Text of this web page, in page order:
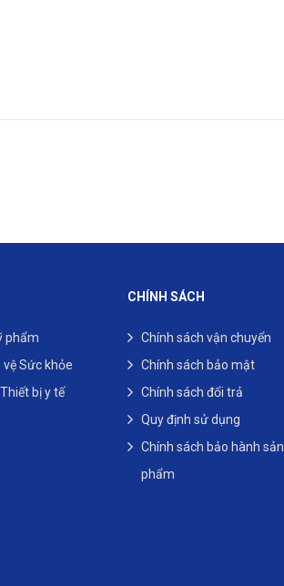
phẩm
vệ Sức khỏe
bị y tế
CHÍNH SÁCH
Chính sách vận chuyển
Chính sách bảo mật
Chính sách đổi trả
Quy định sử dụng
Chính sách bảo hành sản
phẩm